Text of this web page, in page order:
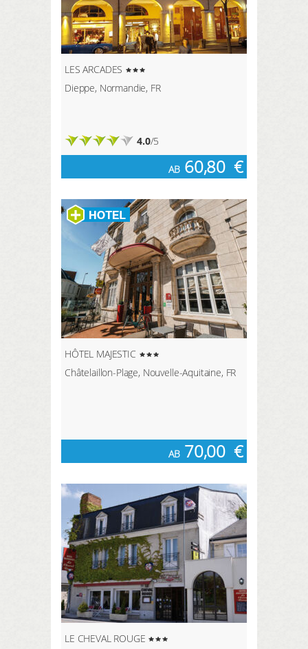
LES ARCADES
Dieppe, Normandie, FR
4.0/5
AB 60,80 €
HÔTEL MAJESTIC
Châtelaillon-Plage, Nouvelle-Aquitaine, FR
AB 70,00 €
LE CHEVAL ROUGE